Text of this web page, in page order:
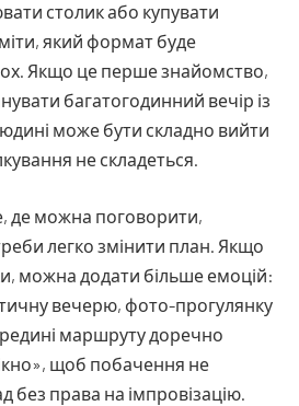
столик або купувати
який формат буде
Якщо це перше знайомство,
багатогодинний вечір із
може бути складно вийти
не складеться.
де можна поговорити,
легко змінити план. Якщо
можна додати більше емоцій:
вечерю, фото-прогулянку
маршруту доречно
щоб побачення не
без права на імпровізацію.